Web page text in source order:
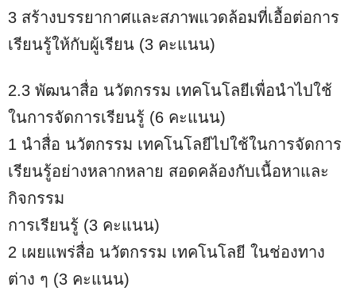
3 สร้างบรรยากาศและสภาพแวดล้อมที่เอื้อต่อการ
เรียนรู้ให้กับผู้เรียน (3 คะแนน)
2.3 พัฒนาสื่อ นวัตกรรม เทคโนโลยีเพื่อนำไปใช้
ในการจัดการเรียนรู้ (6 คะแนน)
1 นำสื่อ นวัตกรรม เทคโนโลยีไปใช้ในการจัดการ
เรียนรู้อย่างหลากหลาย สอดคล้องกับเนื้อหาและ
กิจกรรม
การเรียนรู้ (3 คะแนน)
2 เผยแพร่สื่อ นวัตกรรม เทคโนโลยี ในช่องทาง
ต่าง ๆ (3 คะแนน)